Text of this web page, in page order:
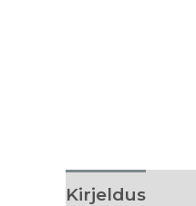
Kirjeldus